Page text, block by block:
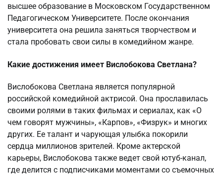
высшее образование в Московском Государственном
Педагогическом Университете. После окончания
университета она решила заняться творчеством и
стала пробовать свои силы в комедийном жанре.
Какие достижения имеет Вислобокова Светлана?
Вислобокова Светлана является популярной
российской комедийной актрисой. Она прославилась
своими ролями в таких фильмах и сериалах, как «О
чем говорят мужчины», «Карпов», «Физрук» и многих
других. Ее талант и чарующая улыбка покорили
сердца миллионов зрителей. Кроме актерской
карьеры, Вислобокова также ведет свой ютуб-канал,
где делится с подписчиками моментами со съемочных